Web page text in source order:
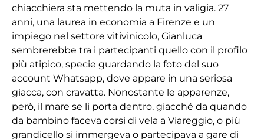
chiacchiera sta mettendo la muta in valigia. 27
anni, una laurea in economia a Firenze e un
impiego nel settore vitivinicolo, Gianluca
sembrerebbe tra i partecipanti quello con il profilo
più atipico, specie guardando la foto del suo
account Whatsapp, dove appare in una seriosa
giacca, con cravatta. Nonostante le apparenze,
però, il mare se li porta dentro, giacché da quando
da bambino faceva corsi di vela a Viareggio, o più
grandicello si immergeva o partecipava a gare di